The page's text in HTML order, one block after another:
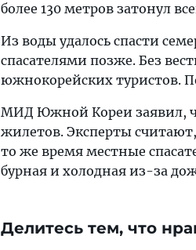
более 130 метров затонул
Из воды удалось спасти
спасателями позже. Без
южнокорейских туристов.
МИД Южной Кореи заявил,
жилетов. Эксперты
то же время местные
бурная и холодная из-за
Делитесь тем, что